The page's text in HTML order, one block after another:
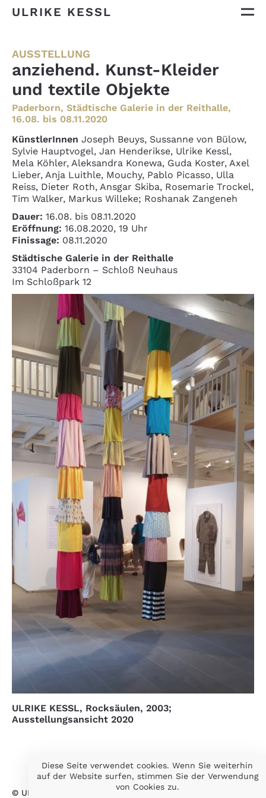
ULRIKE KESSL
AUSSTELLUNG
anziehend. Kunst-Kleider
und textile Objekte
Paderborn, Städtische Galerie in der Reithalle,
16.08. bis 08.11.2020
KünstlerInnen Joseph Beuys, Sussanne von Bülow,
Sylvie Hauptvogel, Jan Henderikse, Ulrike Kessl,
Mela Köhler, Aleksandra Konewa, Guda Koster, Axel
Lieber, Anja Luithle, Mouchy, Pablo Picasso, Ulla
Reiss, Dieter Roth, Ansgar Skiba, Rosemarie Trockel,
Tim Walker, Markus Willeke; Roshanak Zangeneh
Dauer: 16.08. bis 08.11.2020
Eröffnung: 16.08.2020, 19 Uhr
Finissage: 08.11.2020
Städtische Galerie in der Reithalle
33104 Paderborn – Schloß Neuhaus
Im Schloßpark 12
ULRIKE KESSL, Rocksäulen, 2003;
Ausstellungsansicht 2020
© ULRIKE KESSL 2026 IMPRESSUM DATENSCHUTZ
Diese Seite verwendet cookies. Wenn Sie weiterhin
auf der Website surfen, stimmen Sie der Verwendung
von Cookies zu.